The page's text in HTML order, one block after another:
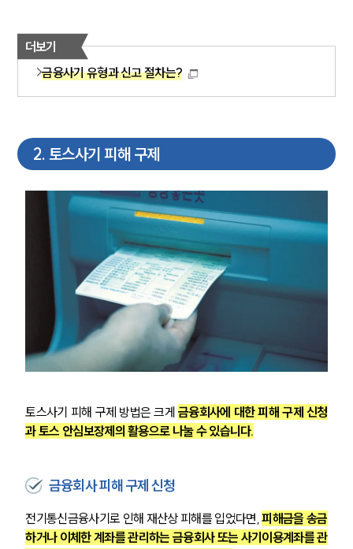
더보기
금융사기 유형과 신고 절차는?
2. 토스사기 피해 구제
토스사기 피해 구제 방법은 크게 금융회사에 대한 피해 구제 신청
과 토스 안심보장제의 활용으로 나눌 수 있습니다.
금융회사 피해 구제 신청
전기통신금융사기로 인해 재산상 피해를 입었다면, 피해금을 송금
하거나 이체한 계좌를 관리하는 금융회사 또는 사기이용계좌를 관